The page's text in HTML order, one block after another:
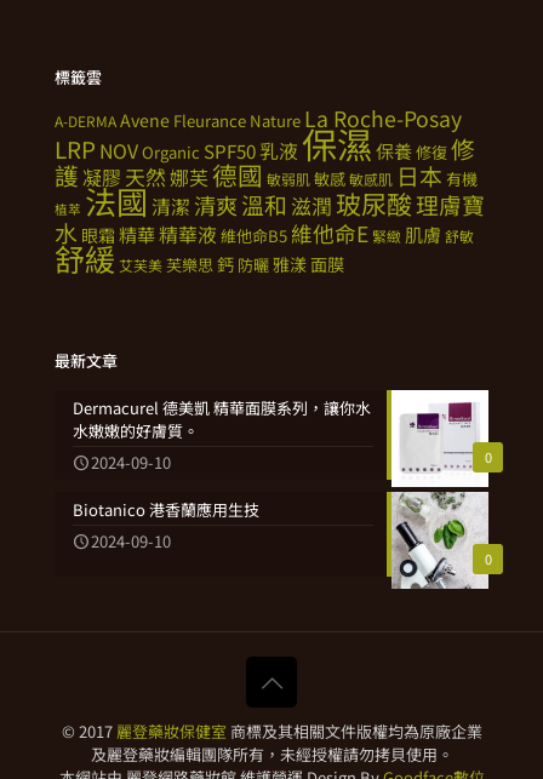
標籤雲
A-DERMAAvene Fleurance Nature La Roche-Posay
LRP NOVOrganic SPF50乳液 保濕保養修復修
護凝膠 天然娜芙德國 敏弱肌敏感敏感肌 日本 有機
植萃 法國清潔 清爽溫和 滋潤 玻尿酸理膚寶
水 眼霜 精華精華液 維他命B5 維他命E 緊緻 肌膚 舒敏
舒緩 艾芙美芙樂思 鈣 防曬雅漾面膜
最新文章
0
Dermacurel 德美凱 精華面膜系列，讓你水
水嫩嫩的好膚質。
2024-09-10
0
Biotanico 港香蘭應用生技
2024-09-10
© 2017 麗登藥妝保健室 商標及其相關文件版權均為原廠企業
及麗登藥妝編輯團隊所有，未經授權請勿拷貝使用。